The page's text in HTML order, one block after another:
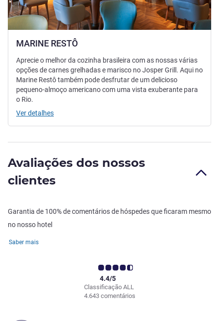
MARINE RESTÔ
Aprecie o melhor da cozinha brasileira com as nossas várias
opções de carnes grelhadas e marisco no Josper Grill. Aqui no
Marine Restô também pode desfrutar de um delicioso
pequeno-almoço americano com uma vista exuberante para
o Rio.
Ver detalhes
Avaliações dos nossos
clientes
Garantia de 100% de comentários de hóspedes que ficaram mesmo
no nosso hotel
Saber mais
Classificação ALL
4.4/5
4.643 comentários